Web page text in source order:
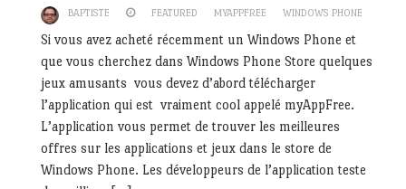
BAPTISTE FEATURED MYAPPFREE WINDOWS PHONE
Si vous avez acheté récemment un Windows Phone et
que vous cherchez dans Windows Phone Store quelques
jeux amusants vous devez d’abord télécharger
l’application qui est vraiment cool appelé myAppFree.
L’application vous permet de trouver les meilleures
offres sur les applications et jeux dans le store de
Windows Phone. Les développeurs de l’application teste